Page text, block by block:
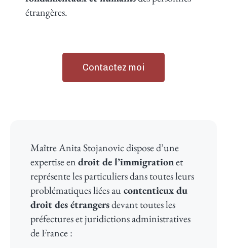
étrangères.
Contactez moi
Maître Anita Stojanovic dispose d’une
expertise endroit de l’immigrationet
représente les particuliers dans toutes leurs
problématiques liées aucontentieux du
droit des étrangersdevant toutes les
préfectures et juridictions administratives
de France :